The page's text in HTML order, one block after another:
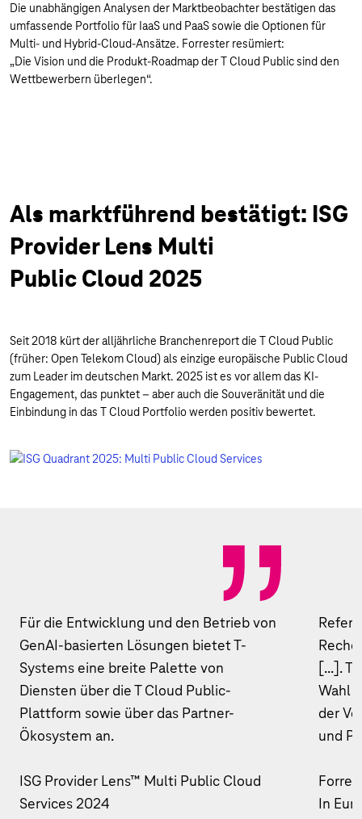
Die unabhängigen Analysen der Marktbeobachter bestätigen das
umfassende Portfolio für IaaS und PaaS sowie die Optionen für
Multi- und Hybrid-Cloud-Ansätze. Forrester resümiert:
„Die Vision und die Produkt-Roadmap der T Cloud Public sind den
Wettbewerbern überlegen“.
Als marktführend bestätigt: ISG
Provider Lens Multi
Public Cloud 2025
Seit 2018 kürt der alljährliche Branchenreport die T Cloud Public
(früher: Open Telekom Cloud) als einzige europäische Public Cloud
zum Leader im deutschen Markt. 2025 ist es vor allem das KI-
Engagement, das punktet – aber auch die Souveränität und die
Einbindung in das T Cloud Portfolio werden positiv bewertet.
Für die Entwicklung und den Betrieb von
GenAI-basierten Lösungen bietet T-
Systems eine breite Palette von
Diensten über die T Cloud Public-
Plattform sowie über das Partner-
Ökosystem an.
ISG Provider Lens™ Multi Public Cloud
Services 2024
[...].
Wahl
der
und
In